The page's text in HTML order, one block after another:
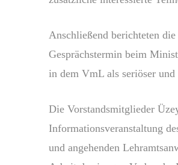
Anschließend berichteten
Gesprächstermin beim
in dem VmL als seriöser
Die Vorstandsmitglieder
Informationsveranstaltung
und angehenden